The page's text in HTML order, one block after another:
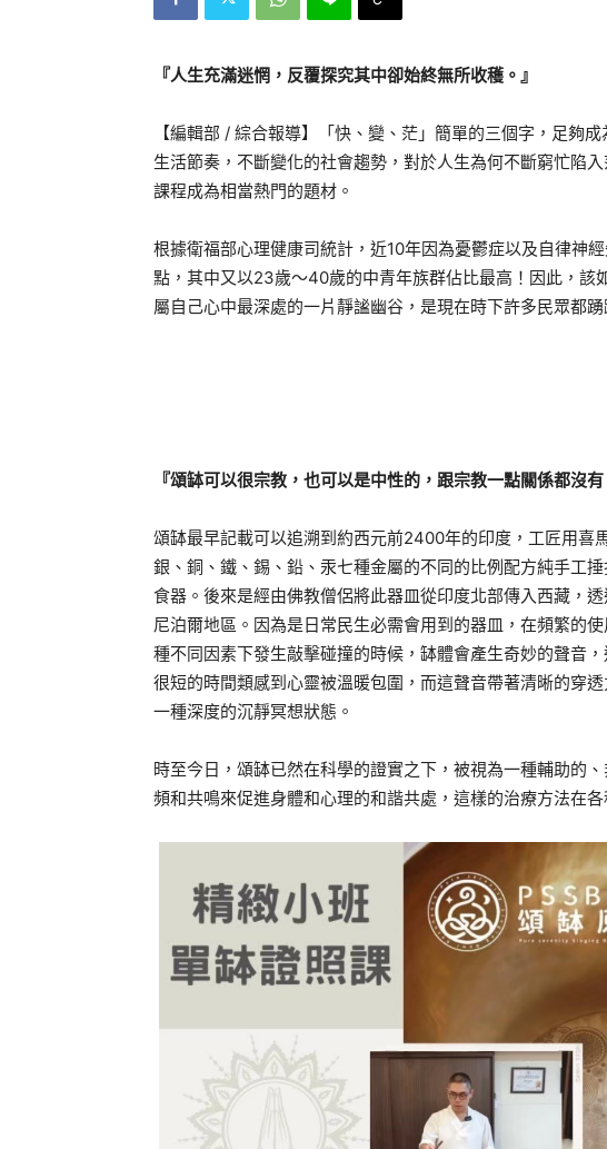
『人生充滿迷惘，反覆探究其中卻始終無所收穫。』
【編輯部 / 綜合報導】「快、變、茫」簡單的三個字，足夠
生活節奏，不斷變化的社會趨勢，對於人生為何不斷窮忙陷
課程成為相當熱門的題材。
根據衛福部心理健康司統計，近10年因為憂鬱症以及自律神
點，其中又以23歲～40歲的中青年族群佔比最高！因此，該
屬自己心中最深處的一片靜謐幽谷，是現在時下許多民眾都
『頌缽可以很宗教，也可以是中性的，跟宗教一點關係都沒有
頌缽最早記載可以追溯到約西元前2400年的印度，工匠用喜
銀、銅、鐵、錫、鉛、汞七種金屬的不同的比例配方純手工
食器。後來是經由佛教僧侶將此器皿從印度北部傳入西藏，
尼泊爾地區。因為是日常民生必需會用到的器皿，在頻繁的
種不同因素下發生敲擊碰撞的時候，缽體會產生奇妙的聲音
很短的時間類感到心靈被溫暖包圍，而這聲音帶著清晰的穿
一種深度的沉靜冥想狀態。
時至今日，頌缽已然在科學的證實之下，被視為一種輔助的
頻和共鳴來促進身體和心理的和諧共處，這樣的治療方法在